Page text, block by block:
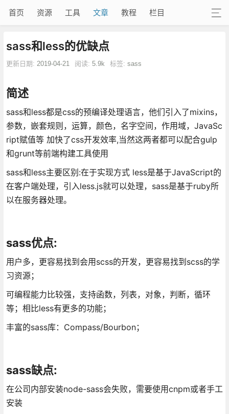
首页 资源 工具 文章 教程 栏目
sass和less的优缺点
更新日期: 2019-04-21 阅读: 5.9k 标签: sass
简述
sass和less都是css的预编译处理语言，他们引入了mixins，
参数，嵌套规则，运算，颜色，名字空间，作用域，JavaSc
ript赋值等 加快了css开发效率,当然这两者都可以配合gulp
和grunt等前端构建工具使用
sass和less主要区别:在于实现方式 less是基于JavaScript的
在客户端处理，引入less.js就可以处理，sass是基于ruby所
以在服务器处理。
sass优点:
用户多，更容易找到会用scss的开发，更容易找到scss的学
习资源；
可编程能力比较强，支持函数，列表，对象，判断，循环
等；相比less有更多的功能；
丰富的sass库：Compass/Bourbon；
sass缺点:
在公司内部安装node-sass会失败，需要使用cnpm或者手工
安装